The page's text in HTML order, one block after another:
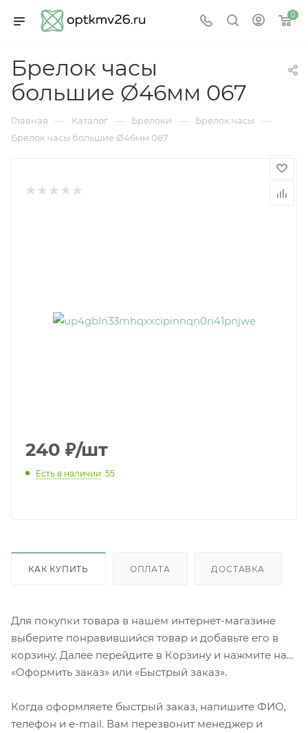
0
Брелок часы
большие Ø46мм 067
Главная — Каталог — Брелоки — Брелок часы —
Брелок часы большие Ø46мм 067
240 ₽/шт
Есть в наличии: 55
КАК КУПИТЬ ОПЛАТА ДОСТАВКА
Для покупки товара в нашем интернет-магазине
выберите понравившийся товар и добавьте его в
корзину. Далее перейдите в Корзину и нажмите на
«Оформить заказ» или «Быстрый заказ».
Когда оформляете быстрый заказ, напишите ФИО,
телефон и e-mail. Вам перезвонит менеджер и